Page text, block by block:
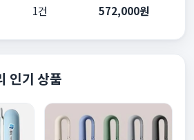
1건 572,000원
인기 상품